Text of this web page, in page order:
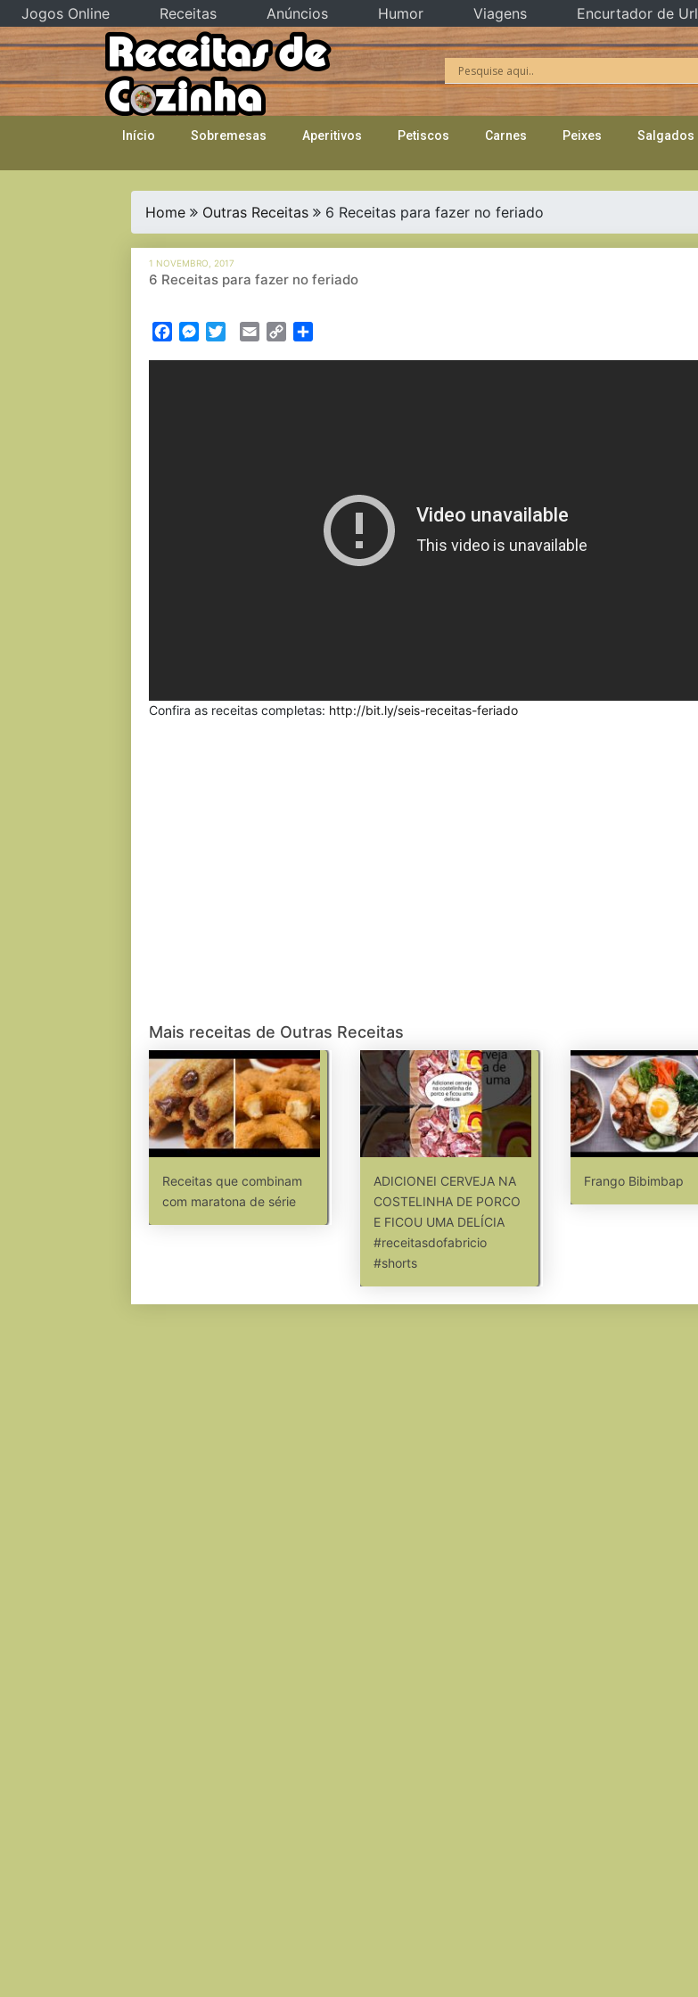
Skip
to
content
Início Sobremesas Aperitivos Petiscos Carnes Peixes Salgados
Home Outras Receitas 6 Receitas para fazer no feriado
1 NOVEMBRO, 2017
6 Receitas para fazer no feriado
FacebookMessenger
TwitterEmail Copy
Confira as receitas completas: http://bit.ly/seis-receitas-feriado
Mais receitas de Outras Receitas
Receitas que combinam
com maratona de série
ADICIONEI CERVEJA NA
COSTELINHA DE PORCO
E FICOU UMA DELÍCIA
#receitasdofabricio
#shorts
Frango Bibimbap
Jogos Online Receitas Anúncios Humor Viagens Encurtador de Url